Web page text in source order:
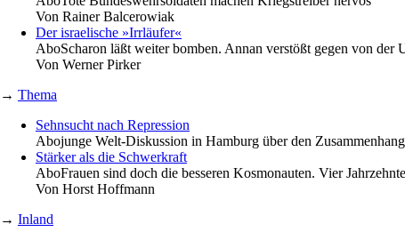
Von Rainer Balcerowiak
Der israelische »Irrläufer«
AboScharon läßt weiter bomben. Annan verstößt gegen von der
Von Werner Pirker
→ Thema
Sehnsucht nach Repression
Abojunge Welt-Diskussion in Hamburg über den
Stärker als die Schwerkraft
AboFrauen sind doch die besseren Kosmonauten. Vier
Von Horst Hoffmann
→ Inland